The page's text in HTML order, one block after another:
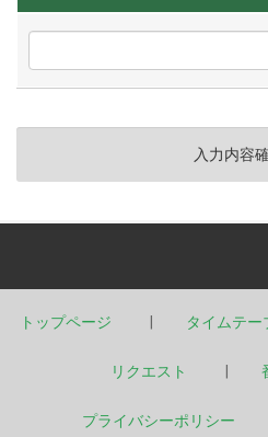
トップページ タイムテー
リクエスト
プライバシーポリシー